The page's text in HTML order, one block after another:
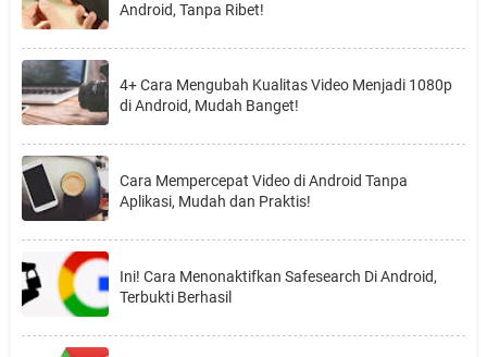
Android, Tanpa Ribet!
4+ Cara Mengubah Kualitas Video Menjadi 1080p
di Android, Mudah Banget!
Cara Mempercepat Video di Android Tanpa
Aplikasi, Mudah dan Praktis!
Ini! Cara Menonaktifkan Safesearch Di Android,
Terbukti Berhasil